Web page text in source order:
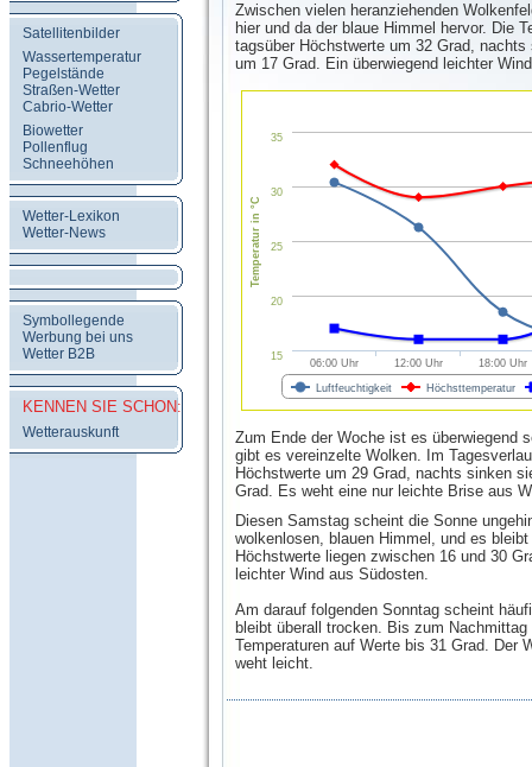
Satellitenbilder
Wassertemperatur
Pegelstände
Straßen-Wetter
Cabrio-Wetter
Biowetter
Pollenflug
Schneehöhen
Wetter-Lexikon
Wetter-News
Symbollegende
Werbung bei uns
Wetter B2B
KENNEN SIE SCHON:
Wetterauskunft
Zwischen vielen heranziehenden
hier und da der blaue Himmel hervor. Die
tagsüber Höchstwerte um 32 Grad,
um 17 Grad. Ein überwiegend leichter
Temperatur in °C
Luftfeuchtigkeit Höchsttemperatur
06:00 Uhr 12:00 Uhr 18:00 Uhr
15
20
25
30
35
Zum Ende der Woche ist es überwiegend
gibt es vereinzelte Wolken. Im
Höchstwerte um 29 Grad, nachts sinken
Grad. Es weht eine nur leichte Brise aus
Diesen Samstag scheint die Sonne
wolkenlosen, blauen Himmel, und es
Höchstwerte liegen zwischen 16 und 30
leichter Wind aus Südosten.
Am darauf folgenden Sonntag scheint
bleibt überall trocken. Bis zum Nachmittag
Temperaturen auf Werte bis 31 Grad. Der
weht leicht.